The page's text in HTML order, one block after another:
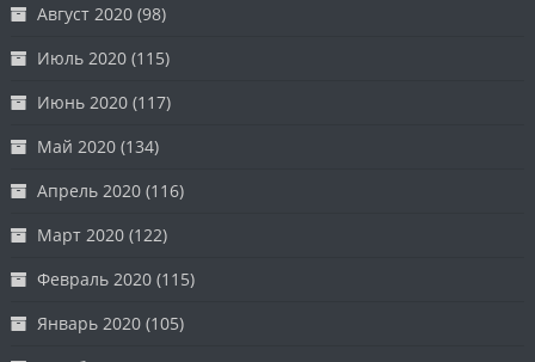
Август 2020 (98)
Июль 2020 (115)
Июнь 2020 (117)
Май 2020 (134)
Апрель 2020 (116)
Март 2020 (122)
Февраль 2020 (115)
Январь 2020 (105)